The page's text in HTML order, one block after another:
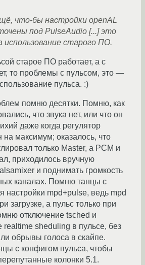
что-бы настройки openAL
под PulseAudio [...] это
использование старого ПО.
старое ПО работает, а с
то проблемы с пульсом, это —
пульса. :)
помню десятки. Помню, как
что звука нет, или что он
даже когда регулятор
на максимум; оказалось, что
только Master, а PCM и
приходилось вручную
и поднимать громкость
каналах. Помню танцы с
настройки mpd+pulse, ведь mpd
загрузке, а пульс только при
отключение tsched и
realtime sheduling в пульсе, без
обрывы голоса в скайпе.
с конфигом пульса, чтобы
колонки 5.1.